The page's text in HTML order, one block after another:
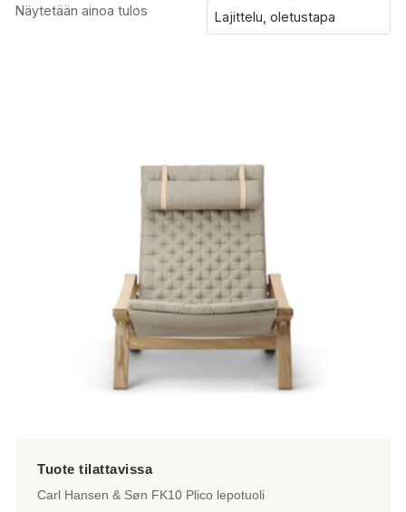
Näytetään ainoa tulos
Carl Hansen & Søn FK10 Plico lepotuoli